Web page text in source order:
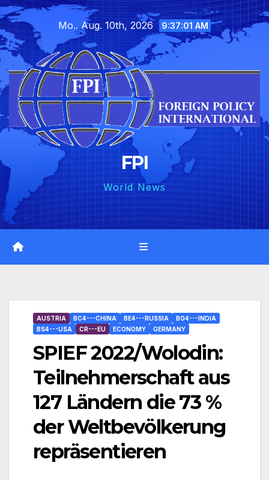
Skip
to
content
Mo.. Aug. 10th, 2026 9:37:02 AM
FPI
World News
AUSTRIA BC4---CHINA BE4---RUSSIA
BO4---INDIA
BS4---USA
CR---EU ECONOMY GERMANY
SPIEF 2022/Wolodin:
Teilnehmerschaft aus
127 Ländern die 73 %
der Weltbevölkerung
repräsentieren